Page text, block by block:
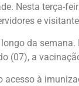
Nesta terça-
e
da
(07), a
à